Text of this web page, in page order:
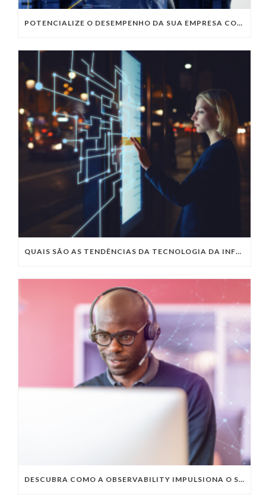
POTENCIALIZE O DESEMPENHO DA SUA EMPRESA COM OS SERVIÇOS DE TI DA VIVO VITA
QUAIS SÃO AS TENDÊNCIAS DA TECNOLOGIA DA INFORMAÇÃO PARA 2023?
DESCUBRA COMO A OBSERVABILITY IMPULSIONA O SUCESSO DO SEU NEGÓCIO